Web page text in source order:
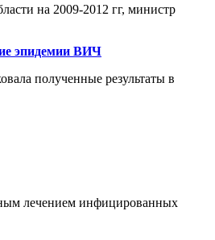
на 2009-2012 гг, министр
эпидемии ВИЧ
полученные результаты в
лечением инфицированных